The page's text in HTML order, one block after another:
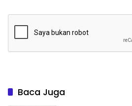
Baca Juga